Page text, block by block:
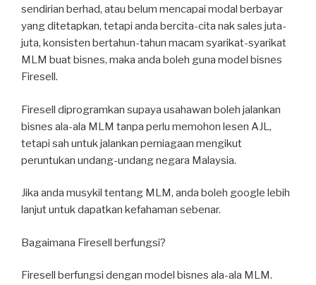
sendirian berhad, atau belum mencapai modal berbayar
yang ditetapkan, tetapi anda bercita-cita nak sales juta-
juta, konsisten bertahun-tahun macam syarikat-syarikat
MLM buat bisnes, maka anda boleh guna model bisnes
Firesell.
Firesell diprogramkan supaya usahawan boleh jalankan
bisnes ala-ala MLM tanpa perlu memohon lesen AJL,
tetapi sah untuk jalankan perniagaan mengikut
peruntukan undang-undang negara Malaysia.
Jika anda musykil tentang MLM, anda boleh google lebih
lanjut untuk dapatkan kefahaman sebenar.
Bagaimana Firesell berfungsi?
Firesell berfungsi dengan model bisnes ala-ala MLM.